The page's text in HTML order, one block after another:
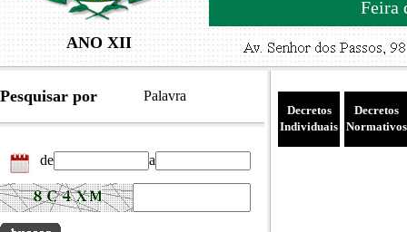
ANO XII
Feira
Pesquisar por Palavra
de a
Decretos
Individuais
Decretos
Normativos